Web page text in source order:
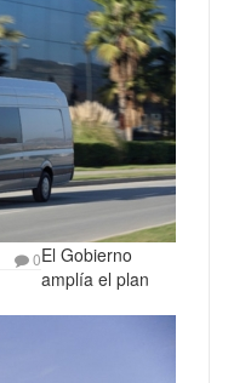
0El Gobierno
amplía el plan